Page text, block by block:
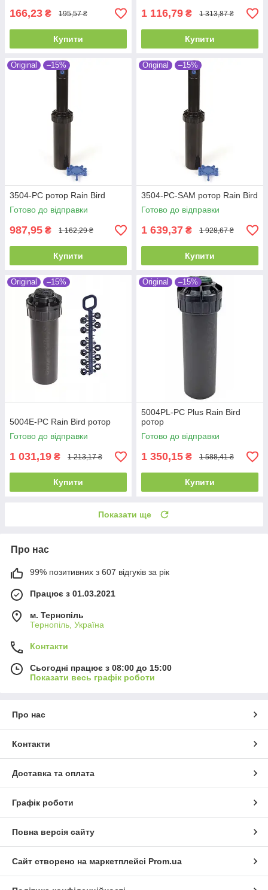
166,23 ₴ 195,57 ₴
Купити
1 116,79 ₴ 1 313,87 ₴
Купити
Original –15%
3504-PC ротор Rain Bird
Готово до відправки
987,95 ₴ 1 162,29 ₴
Купити
Original –15%
3504-PC-SAM ротор Rain Bird
Готово до відправки
1 639,37 ₴ 1 928,67 ₴
Купити
Original –15%
5004E-PC Rain Bird ротор
Готово до відправки
1 031,19 ₴ 1 213,17 ₴
Купити
Original –15%
5004PL-PC Plus Rain Bird
ротор
Готово до відправки
1 350,15 ₴ 1 588,41 ₴
Купити
Показати ще
Про нас
99% позитивних з 607 відгуків за рік
Працює з 01.03.2021
м. Тернопіль
Тернопіль, Україна
Контакти
Сьогодні працює з 08:00 до 15:00
Показати весь графік роботи
Про нас
Контакти
Доставка та оплата
Графік роботи
Повна версія сайту
Сайт створено на маркетплейсі Prom.ua